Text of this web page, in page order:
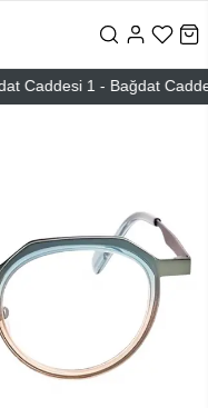
Caddesi 1 - Bağdat